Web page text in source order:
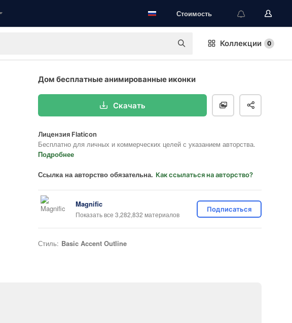
Стоимость
Коллекции 0
Дом бесплатные анимированные иконки
Скачать
Лицензия Flaticon
Бесплатно для личных и коммерческих целей с указанием авторства.
Подробнее
Ссылка на авторство обязательна. Как ссылаться на авторство?
Magnific
Показать все 3,282,832 материалов
Подписаться
Стиль: Basic Accent Outline